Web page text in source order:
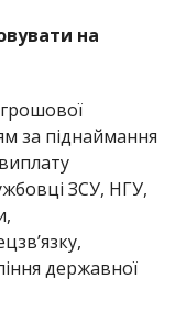
на
за піднаймання
ЗСУ, НГУ,
державної